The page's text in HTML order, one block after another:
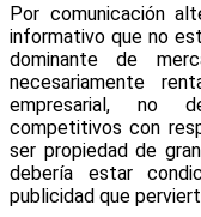
Por comunicación
informativo que no
dominante de
necesariamente
empresarial, no
competitivos con
ser propiedad de
debería estar
publicidad que